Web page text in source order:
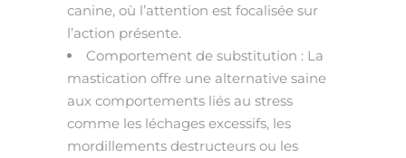
canine, où l’attention est focalisée sur
l’action présente.
Comportement de substitution : La
mastication offre une alternative saine
aux comportements liés au stress
comme les léchages excessifs, les
mordillements destructeurs ou les